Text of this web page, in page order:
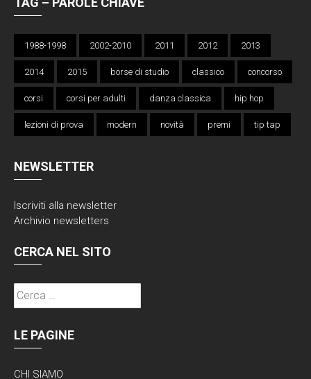
1988-1998 2002-2010 2011 2012 2013
2014 2015 borse di studio classico concorso
corsi corsi per adulti danza classica hip hop
lezioni di prova modern novità premi tip tap
NEWSLETTER
Iscriviti alla newsletter
Archivio newsletters
CERCA NEL SITO
Ricerca
per:
LE PAGINE
CHI SIAMO